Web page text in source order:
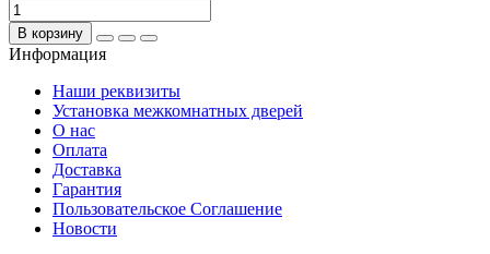
В корзину
Информация
Наши реквизиты
Установка межкомнатных дверей
О нас
Оплата
Доставка
Гарантия
Пользовательское Соглашение
Новости